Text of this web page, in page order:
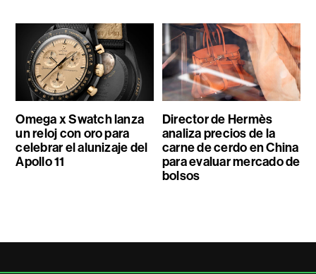
Omega x Swatch lanza
un reloj con oro para
celebrar el alunizaje del
Apollo 11
Director de Hermès
analiza precios de la
carne de cerdo en China
para evaluar mercado de
bolsos